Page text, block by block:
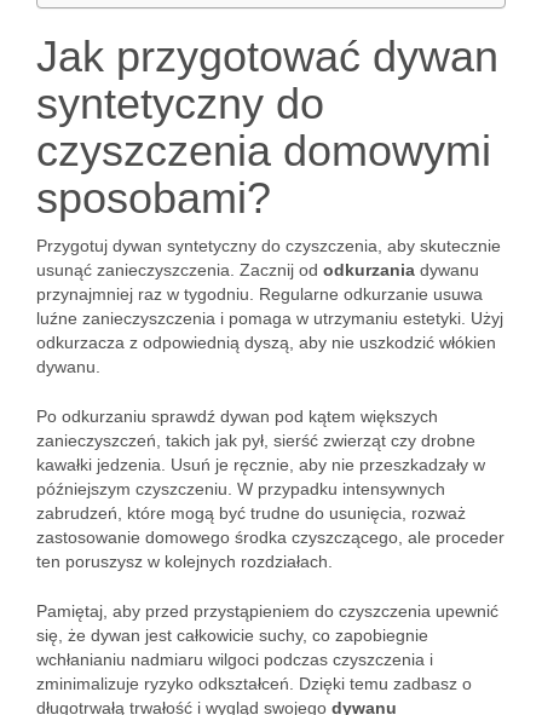
Jak przygotować dywan
syntetyczny do
czyszczenia domowymi
sposobami?
Przygotuj dywan syntetyczny do czyszczenia, aby skutecznie
usunąć zanieczyszczenia. Zacznij od odkurzania dywanu
przynajmniej raz w tygodniu. Regularne odkurzanie usuwa
luźne zanieczyszczenia i pomaga w utrzymaniu estetyki. Użyj
odkurzacza z odpowiednią dyszą, aby nie uszkodzić włókien
dywanu.
Po odkurzaniu sprawdź dywan pod kątem większych
zanieczyszczeń, takich jak pył, sierść zwierząt czy drobne
kawałki jedzenia. Usuń je ręcznie, aby nie przeszkadzały w
późniejszym czyszczeniu. W przypadku intensywnych
zabrudzeń, które mogą być trudne do usunięcia, rozważ
zastosowanie domowego środka czyszczącego, ale proceder
ten poruszysz w kolejnych rozdziałach.
Pamiętaj, aby przed przystąpieniem do czyszczenia upewnić
się, że dywan jest całkowicie suchy, co zapobiegnie
wchłanianiu nadmiaru wilgoci podczas czyszczenia i
zminimalizuje ryzyko odkształceń. Dzięki temu zadbasz o
długotrwałą trwałość i wygląd swojego dywanu